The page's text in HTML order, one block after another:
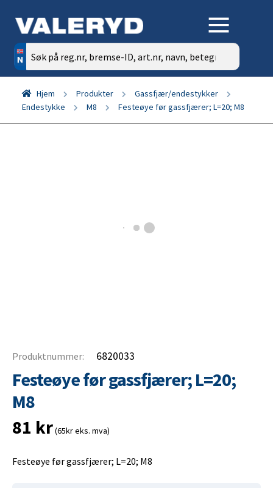
Søk
etter:
Hjem Produkter
Gassfjær/endestykker
Endestykke
M8 Festeøye før gassfjærer; L=20; M8
Produktnummer: 6820033
Festeøye før gassfjærer; L=20;
M8
81 kr(65kr eks. mva)
Festeøye før gassfjærer; L=20; M8